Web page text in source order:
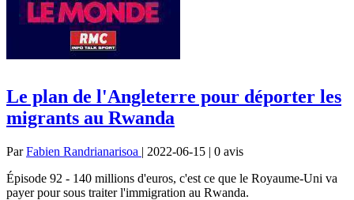
Le plan de l'Angleterre pour déporter les
migrants au Rwanda
ParFabien Randrianarisoa | 2022-06-15 | 0 avis
Épisode 92 - 140 millions d'euros, c'est ce que le Royaume-Uni va
payer pour sous traiter l'immigration au Rwanda.